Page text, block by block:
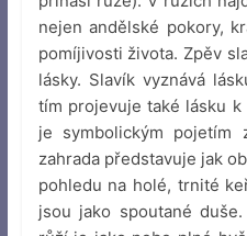
nejen andělské pokory,
pomíjivosti života. Zpěv
lásky. Slavík vyznává
tím projevuje také lásku k
je symbolickým pojetím
zahrada představuje jak
pohledu na holé, trnité
jsou jako spoutané